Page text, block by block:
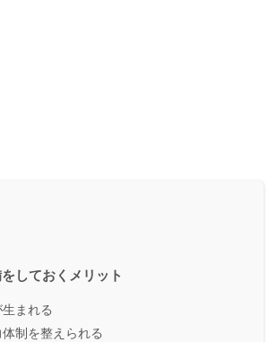
しておくメリット
まれる
制を整えられる